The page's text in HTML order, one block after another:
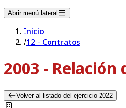
Abrir menú lateral
Inicio
/12 - Contratos
2003 -
Volver al listado del ejercicio 2022